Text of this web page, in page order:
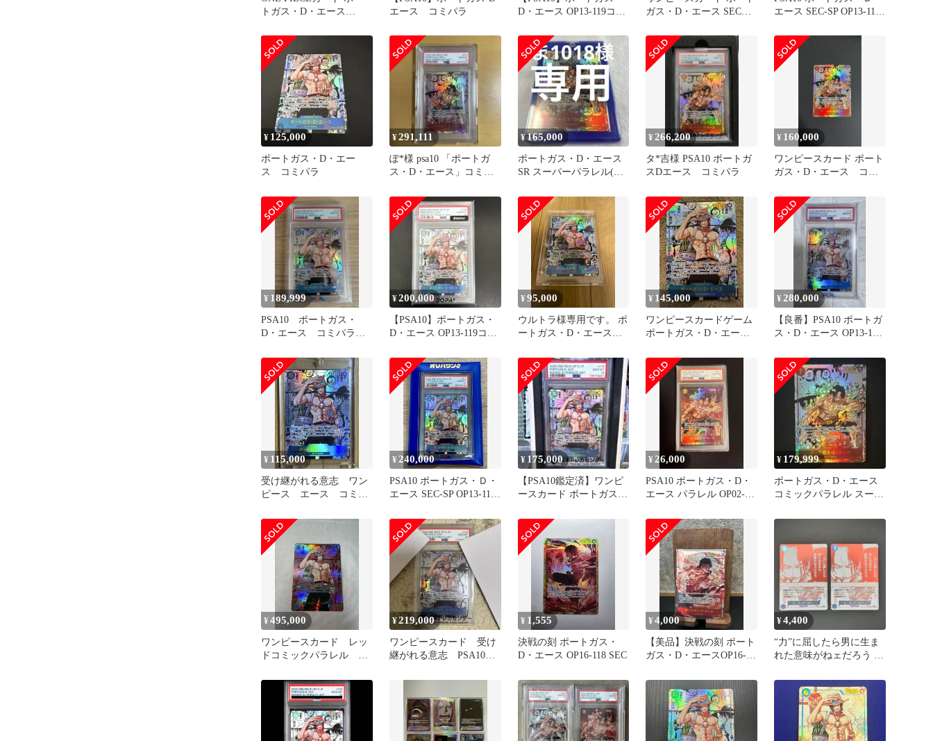
トガス・D・エース
エース コミパラ
D・エース OP13-119コミ
ガス・D・エース SEC
エース SEC-SP OP13-119
¥ 125,000
ポートガス・D・エー
ス コミパラ
¥291,111
ぽ*様 psa10 「ポートガ
ス・D・エース」コミッ
¥165,000
ポートガス・D・エース
SR スーパーパラレル(コ
¥266,200
タ*吉様 PSA10 ポートガ
スDエース コミパラ
¥ 160,000
ワンピースカード ポート
ガス・D・エース コミ
¥ 189,999
PSA10 ポートガス・
D・エース コミパラ
¥200,000
【PSA10】ポートガス・
D・エース OP13-119コミ
¥95,000
ウルトラ様専用です。 ポ
ートガス・D・エース
¥ 145,000
ワンピースカードゲーム
ポートガス・D・エース
¥280,000
【良番】PSA10 ポートガ
ス・D・エース OP13-119
¥ 115,000
受け継がれる意志 ワン
ピース エース コミパ
¥240,000
PSA10 ポートガス・Ｄ・
エース SEC-SP OP13-119
¥ 175,000
【PSA10鑑定済】ワンピ
ースカード ポートガス・
¥26,000
PSA10 ポートガス・D・
エース パラレル OP02-
¥ 179,999
ポートガス・D・エース
コミックパラレル スーパ
¥495,000
ワンピースカード レッ
ドコミックパラレル エ
¥219,000
ワンピースカード 受け
継がれる意志 PSA10
ス コミパラ
¥ 1,555
決戦の刻 ポートガス・
D・エース OP16-118 SEC
¥4,000
【美品】決戦の刻 ポート
ガス・D・エースOP16-
ル
¥4,400
“力”に屈したら男に生ま
れた意味がねェだろう R